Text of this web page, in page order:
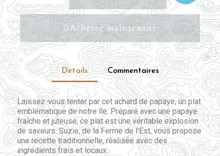
Acheter maintenant
Détails Commentaires
Laissez-vous tenter par cet achard de papaye, un plat
emblématique de notre île. Préparé avec une papaye
fraîche et juteuse, ce plat est une véritable explosion
de saveurs. Suzie, de la Ferme de l'Est, vous propose
une recette traditionnelle, réalisée avec des
ingrédients frais et locaux.